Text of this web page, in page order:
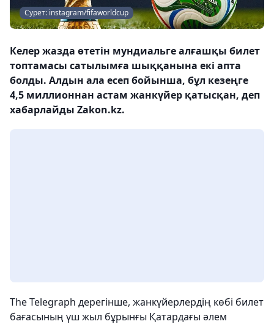
Сурет: instagram/fifaworldcup
Келер жазда өтетін мундиальге алғашқы билет
топтамасы сатылымға шыққанына екі апта
болды. Алдын ала есеп бойынша, бұл кезеңге
4,5 миллионнан астам жанкүйер қатысқан, деп
хабарлайды Zakon.kz.
The Telegraph дерегінше, жанкүйерлердің көбі билет
бағасының үш жыл бұрынғы Қатардағы әлем